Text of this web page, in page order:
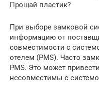
Прощай пластик?
При выборе замковой
информацию от
совместимости с
отелем (PMS). Часто
PMS. Это может
несовместимы с